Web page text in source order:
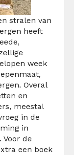
stralen van
heeft
week
Overal
en
meestal
in de
in
Voor de
een boek